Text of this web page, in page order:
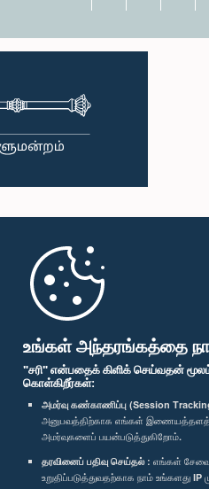
உங்கள் அந்தரங்கத்தை
"சரி" என்பதைக் கிளிக் செய்வதன்
கொள்கிறீர்கள்:
அமர்வு கண்காணிப்பு (Session
அனுபவத்திற்காக எங்கள்
அமர்வுகளைப் பயன்படுத்துகிறோம்.
தரவினைப் பதிவு செய்தல் : எங்கள்
உறுதிப்படுத்துவதற்காக நாம் உங்களது